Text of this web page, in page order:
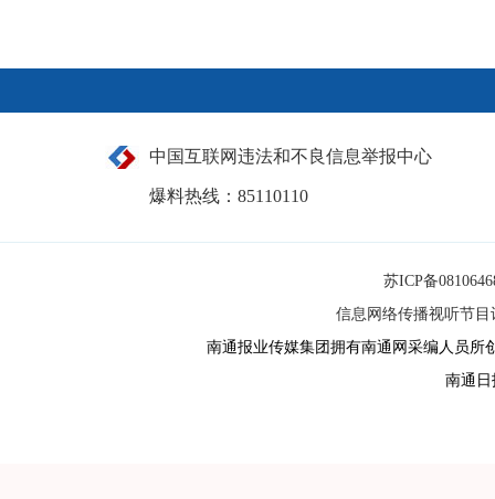
中国互联网违法和不良信息举报中心
爆料热线：85110110
苏ICP备
信息网络传播视听节目
南通报业传媒集团拥有南通网采编人员所
南通日